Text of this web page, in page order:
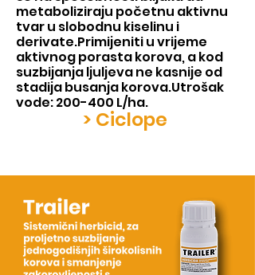
metaboliziraju početnu aktivnu
tvar u slobodnu kiselinu i
derivate.Primijeniti u vrijeme
aktivnog porasta korova, a kod
suzbijanja ljuljeva ne kasnije od
stadija busanja korova.Utrošak
vode: 200-400 L/ha.
> Ciclope